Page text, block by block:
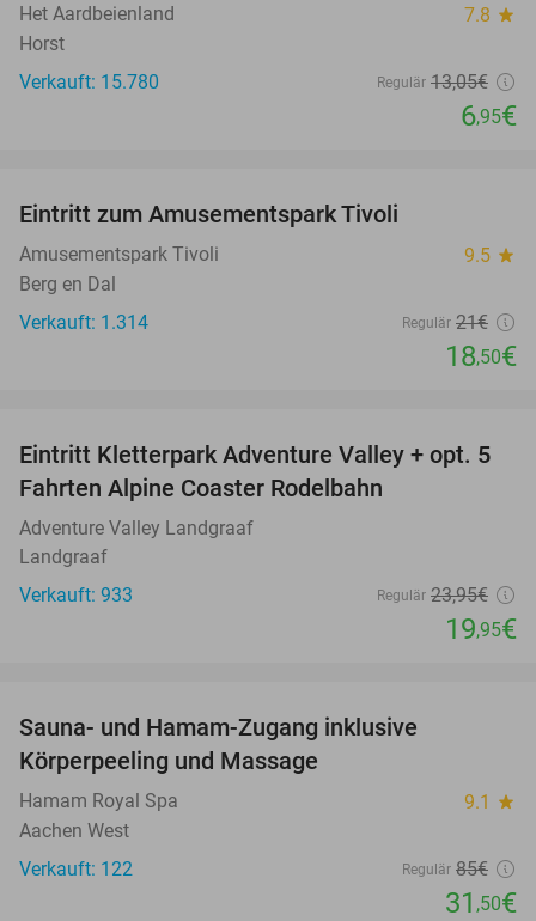
Het Aardbeienland 7.8 star
Horst
Verkauft: 15.780
Regulär 13,05€
6,95€
Eintritt zum Amusementspark Tivoli
Amusementspark Tivoli 9.5 star
Berg en Dal
Verkauft: 1.314
Regulär 21€
18,50€
17%
Eintritt Kletterpark Adventure Valley + opt. 5
Fahrten Alpine Coaster Rodelbahn
Adventure Valley Landgraaf
Landgraaf
Verkauft: 933
Regulär 23,95€
19,95€
Sauna- und Hamam-Zugang inklusive
Körperpeeling und Massage
Hamam Royal Spa 9.1 star
Aachen West
Verkauft: 122
Regulär 85€
31 ,50€